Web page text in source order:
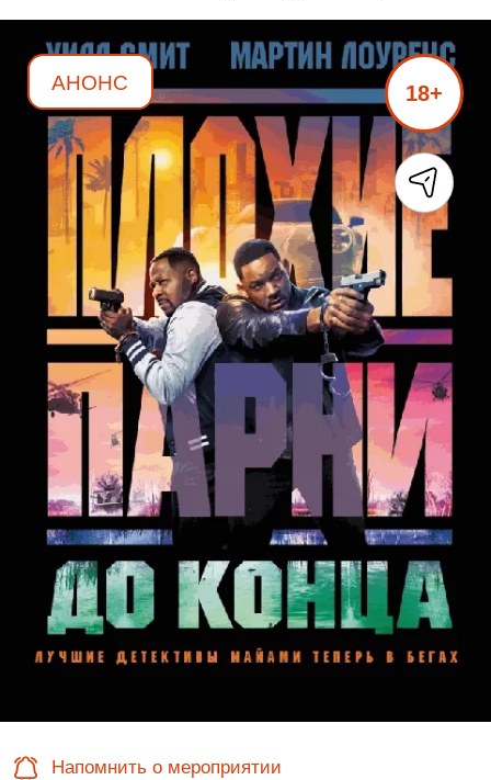
АНОНС 18+
Напомнить о мероприятии